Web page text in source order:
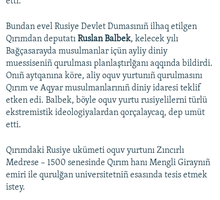
Bundan evel Rusiye Devlet Dumasınıñ ilhaq etilgen
Qırımdan deputatı Ruslan Balbek, kelecek yılı
Bağçasarayda musulmanlar içün ayliy diniy
muessiseniñ qurulması planlaştırlğanı aqqında bildirdi.
Onıñ aytqanına köre, aliy oquv yurtunıñ qurulmasını
Qırım ve Aqyar musulmanlarınıñ diniy idaresi teklif
etken edi. Balbek, böyle oquv yurtu rusiyelilerni türlü
ekstremistik ideologiyalardan qorçalaycaq, dep umüt
etti.
Qırımdaki Rusiye ukümeti oquv yurtunı Zıncırlı
Medrese – 1500 senesinde Qırım hanı Mengli Giraynıñ
emiri ile qurulğan universitetniñ esasında tesis etmek
istey.